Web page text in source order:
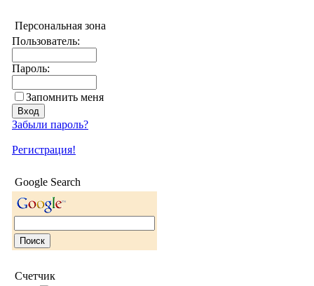
Персональная зона
Пользователь:
Пароль:
Запомнить меня
Забыли пароль?
Регистрация!
Google Search
Счетчик